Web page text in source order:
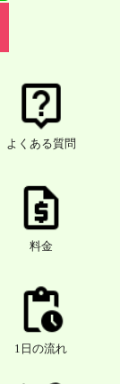
よくある質問
料金
1日の流れ